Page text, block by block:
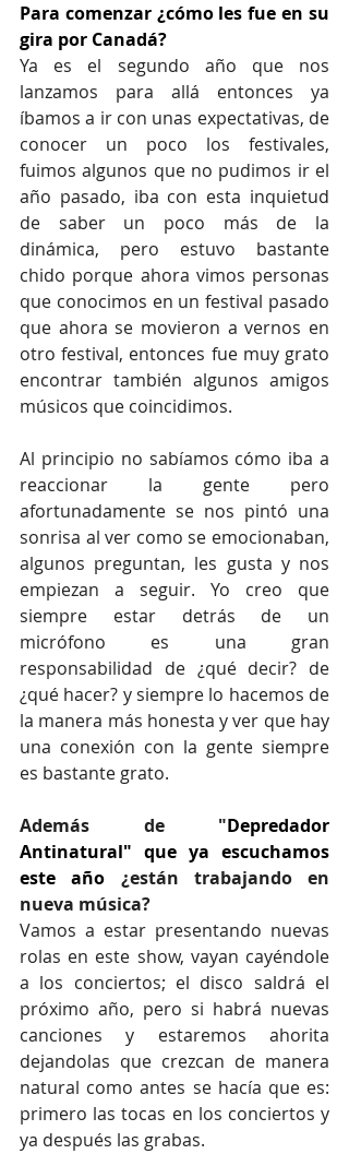
Para comenzar ¿cómo les fue en su
gira por Canadá?
Ya es el segundo año que nos
lanzamos para allá entonces ya
íbamos a ir con unas expectativas, de
conocer un poco los festivales,
fuimos algunos que no pudimos ir el
año pasado, iba con esta inquietud
de saber un poco más de la
dinámica, pero estuvo bastante
chido porque ahora vimos personas
que conocimos en un festival pasado
que ahora se movieron a vernos en
otro festival, entonces fue muy grato
encontrar también algunos amigos
músicos que coincidimos.
Al principio no sabíamos cómo iba a
reaccionar la gente pero
afortunadamente se nos pintó una
sonrisa al ver como se emocionaban,
algunos preguntan, les gusta y nos
empiezan a seguir. Yo creo que
siempre estar detrás de un
micrófono es una gran
responsabilidad de ¿qué decir? de
¿qué hacer? y siempre lo hacemos de
la manera más honesta y ver que hay
una conexión con la gente siempre
es bastante grato.
Además de "Depredador
Antinatural" que ya escuchamos
este año ¿están trabajando en
nueva música?
Vamos a estar presentando nuevas
rolas en este show, vayan cayéndole
a los conciertos; el disco saldrá el
próximo año, pero si habrá nuevas
canciones y estaremos ahorita
dejandolas que crezcan de manera
natural como antes se hacía que es:
primero las tocas en los conciertos y
ya después las grabas.